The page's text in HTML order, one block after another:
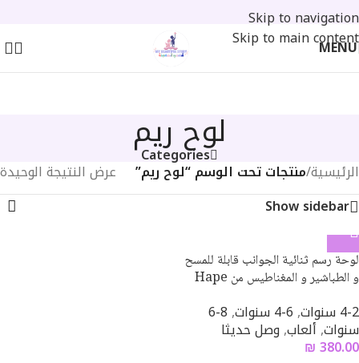
Skip to navigation
Skip to main content
MENU
لوح ريم
Categories
الرئيسية/منتجات تحت الوسم “لوح ريم”
عرض النتيجة الوحيدة
Show sidebar
لوحة رسم ثنائية الجوانب قابلة للمسح
و الطباشير و المغناطيس من Hape
4-2 سنوات ,6-4 سنوات ,
8-6
سنوات,ألعاب,وصل حديثا
₪380.00